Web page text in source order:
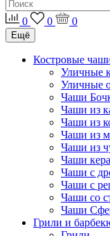
0 0 0
Ещё
Костровые
Уличные
Уличные
Чаши
Чаши из
Чаши из
Чаши из
Чаши из
Чаши
Чаши с
Чаши с
Чаши со
Чаши
Грили и